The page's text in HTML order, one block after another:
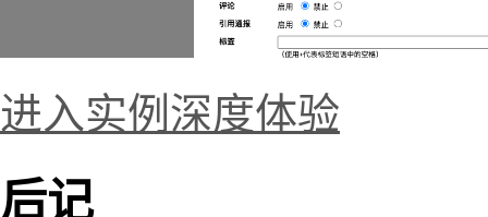
进入实例深度体验
后记